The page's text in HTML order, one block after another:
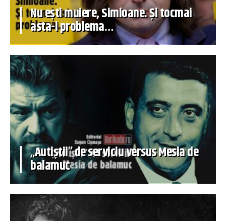
Nu ești muiere, Simioane. Și tocmai
asta-i problema…
„Autiștii” de serviciu versus Mesia de
balamuc